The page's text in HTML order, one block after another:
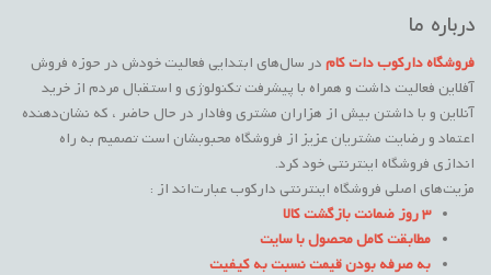
درباره ما
فروشگاه دارکوب دات کامدر سال‌های ابتدایی فعالیت خودش در حوزه فروش
آفلاین فعالیت داشت و همراه با پیشرفت تکنولوژی و استقبال مردم از خرید
آنلاین و با داشتن بیش از هزاران مشتری وفادار در حال حاضر ، که نشان‌دهنده
اعتماد و رضایت مشتریان عزیز از فروشگاه محبوبشان است تصمیم به راه
اندازی فروشگاه اینترنتی خود کرد.
مزیت‌های اصلی فروشگاه اینترنتی دارکوب عبارت‌اند از :
3 روز ضمانت بازگشت کالا
مطابقت کامل محصول با سایت
به صرفه بودن قیمت نسبت به کیفیت